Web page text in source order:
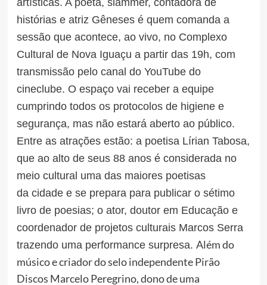
histórias e atriz Gêneses é quem comanda a
sessão que acontece, ao vivo, no Complexo
Cultural de Nova Iguaçu a partir das 19h, com
transmissão pelo canal do YouTube do
cineclube. O espaço vai receber a equipe
cumprindo todos os protocolos de higiene e
segurança, mas não estará aberto ao público.
Entre as atrações estão: a poetisa Lírian Tabosa,
que ao alto de seus 88 anos é considerada no
meio cultural uma das maiores poetisas
da cidade e se prepara para publicar o sétimo
livro de poesias; o ator, doutor em Educação e
coordenador de projetos culturais Marcos Serra
trazendo uma performance surpresa. Além do
músico e criador do selo independente Pirão
Discos Marcelo Peregrino, dono de uma